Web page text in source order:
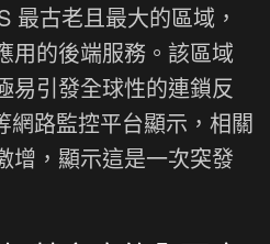
最古老且最大的區域，
用的後端服務。該區域
易引發全球性的連鎖反
網路監控平台顯示，相關
增，顯示這是一次突發